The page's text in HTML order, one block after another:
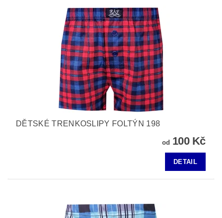
DĚTSKÉ TRENKOSLIPY FOLTÝN 198
od 100 Kč
DETAIL